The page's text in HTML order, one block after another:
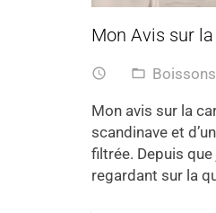
Mon Avis sur
access_time folder_open
Mon avis sur la
scandinave et
filtrée. Depuis
regardant sur la